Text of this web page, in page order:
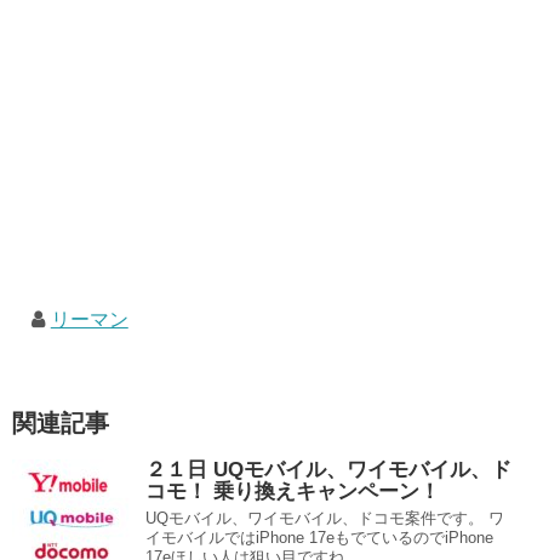
リーマン
関連記事
２１日 UQモバイル、ワイモバイル、ド
コモ！ 乗り換えキャンペーン！
UQモバイル、ワイモバイル、ドコモ案件です。 ワ
イモバイルではiPhone 17eもでているのでiPhone